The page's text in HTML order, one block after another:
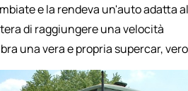
e la rendeva un'auto adatta
di raggiungere una velocità
una vera e propria supercar,